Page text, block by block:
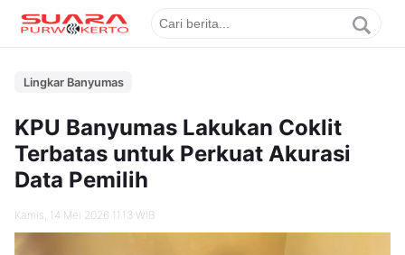
Lingkar Banyumas
KPU Banyumas Lakukan Coklit
Terbatas untuk Perkuat Akurasi
Data Pemilih
Kamis, 14 Mei 2026 11.13 WIB